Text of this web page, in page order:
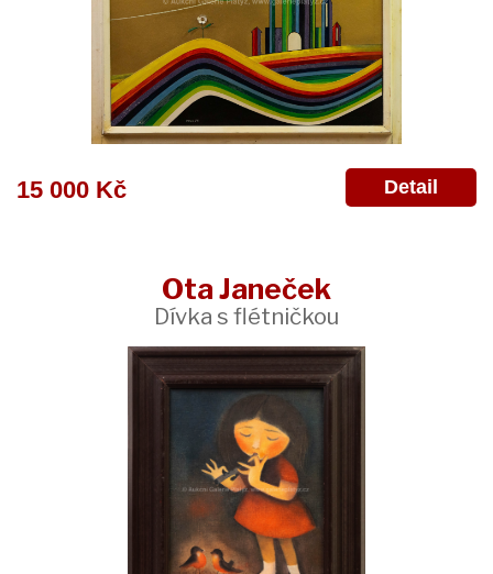
15 000 Kč Detail
Ota Janeček
Dívka s flétničkou